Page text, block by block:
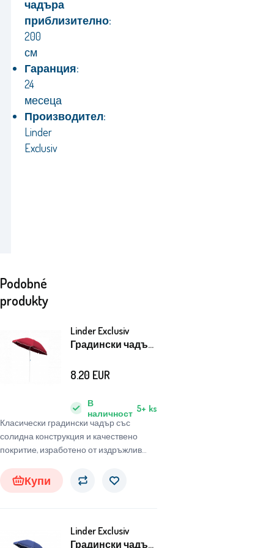
чадъра
приблизително:
200
см
Гаранция:
24
месеца
Производител:
Linder
Exclusiv
Podobné
produkty
Linder Exclusiv
Градински чадър
червено
Класически градински чадър със
солидна конструкция и качествено
покритие, изработено от издръжлив
В
наличност 5+ ks
8.20 EUR
Купи
Linder Exclusiv
Градински чадър